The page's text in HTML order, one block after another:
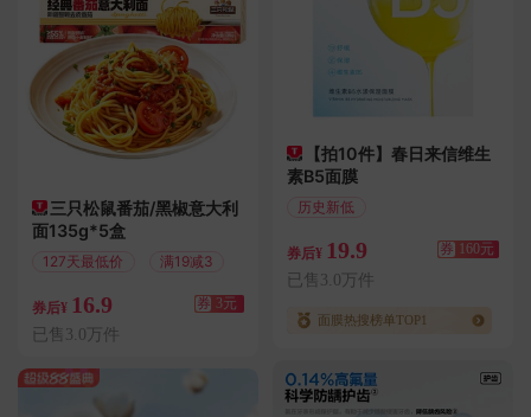
三只松鼠番茄/黑椒意大利
面135g*5盒
127天最低价 满19减3
券后¥ 16.9 券 3元
已售3.0万件
【拍10件】春日来信维生
素B5面膜
历史新低
券后¥ 19.9 券 160元
已售3.0万件
面膜热搜榜单TOP1